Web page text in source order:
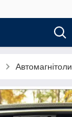
Автомагнітоли